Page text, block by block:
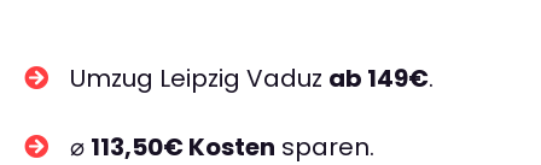
Umzug Leipzig Vaduz ab 149€.
⌀ 113,50€ Kosten sparen.